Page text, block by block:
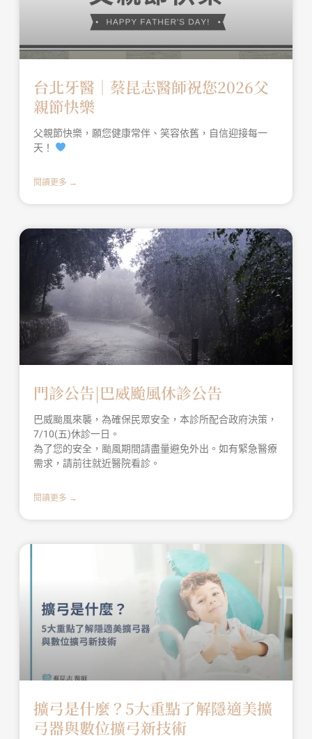
台北牙醫│蔡昆志醫師祝您2026父
親節快樂
父親節快樂，願您健康常伴、笑容依舊，自信迎接每一
天！
閱讀更多 →
門診公告|巴威颱風休診公告
巴威颱風來襲，為確保民眾安全，本診所配合政府決策，
7/10(五)休診一日。
為了您的安全，颱風期間請盡量避免外出。如有緊急醫療
需求，請前往就近醫院看診。
閱讀更多 →
擴弓是什麼？5大重點了解隱適美擴
弓器與數位擴弓新技術